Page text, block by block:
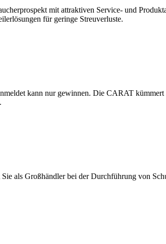
mit attraktiven Service- und
für geringe Streuverluste.
kann nur gewinnen. Die CARAT
als Großhändler bei der Durchführung von